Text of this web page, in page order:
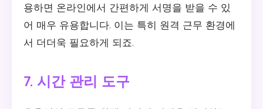
용하면 온라인에서 간편하게 서명을 받을 수 있
어 매우 유용합니다. 이는 특히 원격 근무 환경에
서 더더욱 필요하게 되죠.
7. 시간 관리 도구